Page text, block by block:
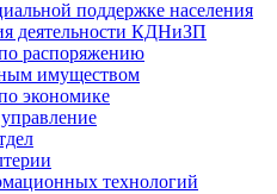
поддержке населения
деятельности КДНиЗП
распоряжению
имуществом
экономике
технологий